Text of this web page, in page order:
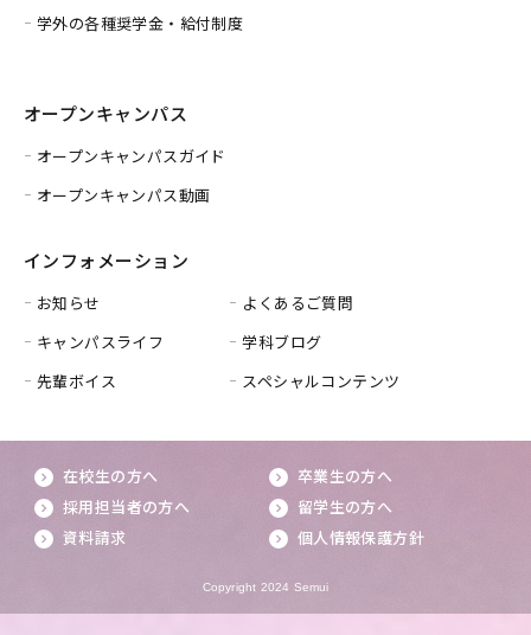
学外の各種奨学金・給付制度
オープンキャンパス
オープンキャンパスガイド
オープンキャンパス動画
インフォメーション
お知らせ
キャンパスライフ
先輩ボイス
よくあるご質問
学科ブログ
スペシャルコンテンツ
在校生の方へ
卒業生の方へ
採用担当者の方へ
留学生の方へ
資料請求
個人情報保護方針
Copyright 2024 Semui